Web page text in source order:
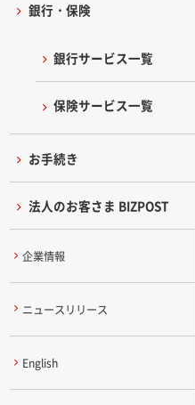
銀行・保険
銀行サービス一覧
保険サービス一覧
お手続き
法人のお客さま BIZPOST
企業情報
ニュースリリース
English